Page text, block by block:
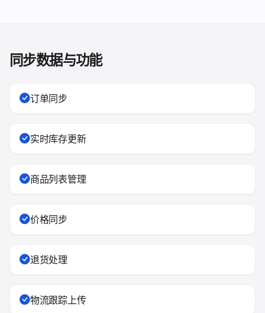
同步数据与功能
订单同步
实时库存更新
商品列表管理
价格同步
退货处理
物流跟踪上传